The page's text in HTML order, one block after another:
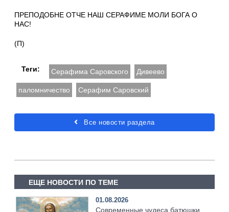
ПРЕПОДОБНЕ ОТЧЕ НАШ СЕРАФИМЕ МОЛИ БОГА О
НАС!
(П)
Теги: Серафима Саровского Дивеево
паломничество Серафим Саровский
Все новости раздела
ЕЩЕ НОВОСТИ ПО ТЕМЕ
01.08.2026
Современные чудеса батюшки